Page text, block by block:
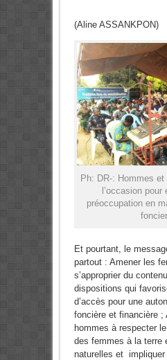
(Aline ASSANKPON)
Ph: DR-: Hommes
l’occasion pour
préoccupation en
Et pourtant, le
partout : Amener les
s’approprier du
dispositions qui
d’accès pour une
foncière et financière ;
hommes à respecter
des femmes à la terre
naturelles et